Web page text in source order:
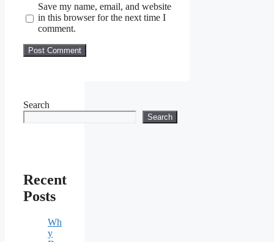
Save my name, email, and website
in this browser for the next time I
comment.
Search
Search
Recent
Posts
Wh
y